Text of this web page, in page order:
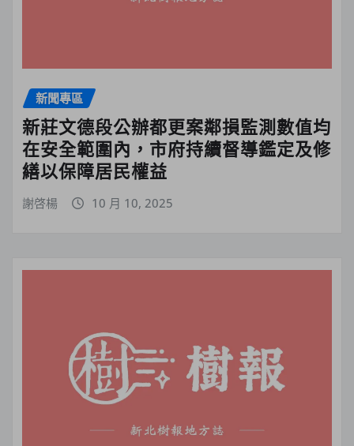
新聞專區
新莊文德段公辦都更案鄰損監測數值均
在安全範圍內，市府持續督導鑑定及修
繕以保障居民權益
謝啓楊 10 月 10, 2025